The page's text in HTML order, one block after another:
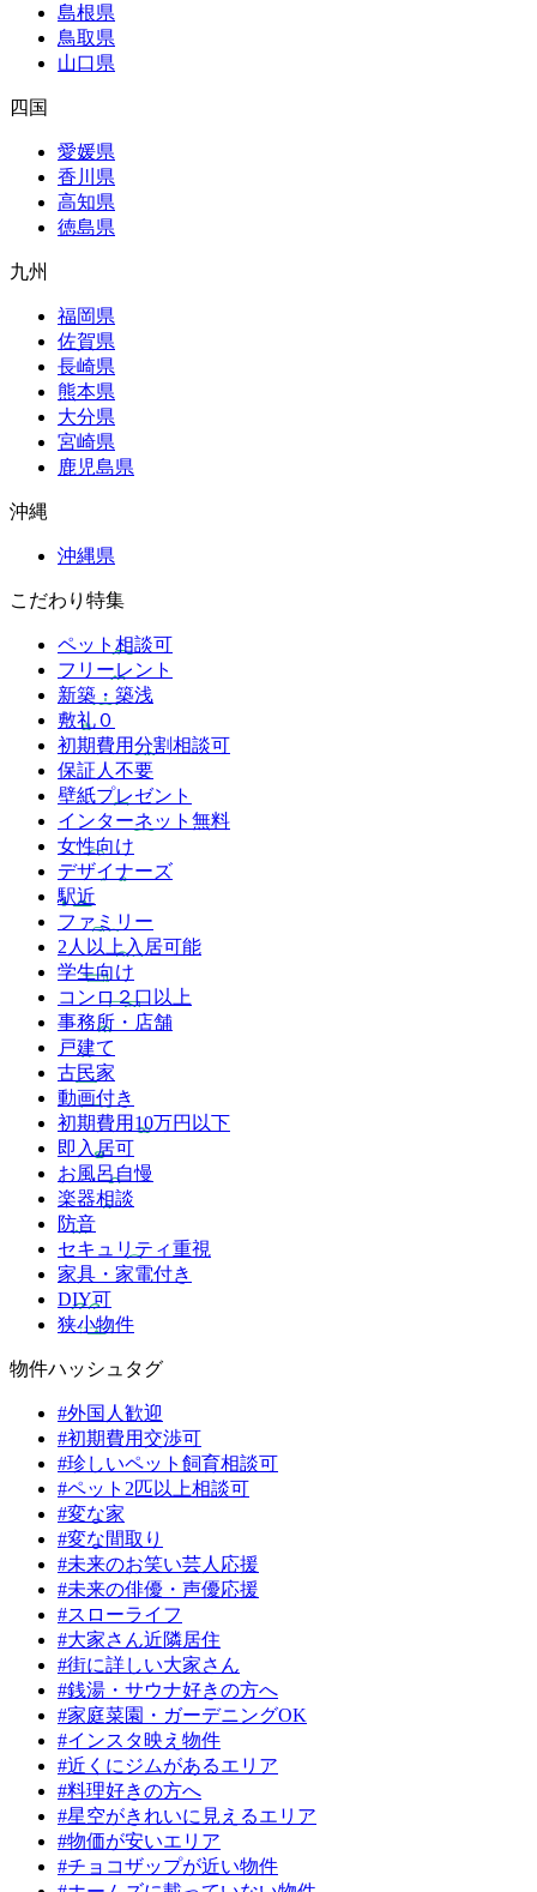
島根県
鳥取県
山口県
四国
愛媛県
香川県
高知県
徳島県
九州
福岡県
佐賀県
長崎県
熊本県
大分県
宮崎県
鹿児島県
沖縄
沖縄県
こだわり特集
ペット相談可
フリーレント
新築・築浅
敷礼０
初期費用分割相談可
保証人不要
壁紙プレゼント
インターネット無料
女性向け
デザイナーズ
駅近
ファミリー
2人以上入居可能
学生向け
コンロ２口以上
事務所・店舗
戸建て
古民家
動画付き
初期費用10万円以下
即入居可
お風呂自慢
楽器相談
防音
セキュリティ重視
家具・家電付き
DIY可
狭小物件
物件ハッシュタグ
#外国人歓迎
#初期費用交渉可
#珍しいペット飼育相談可
#ペット2匹以上相談可
#変な家
#変な間取り
#未来のお笑い芸人応援
#未来の俳優・声優応援
#スローライフ
#大家さん近隣居住
#街に詳しい大家さん
#銭湯・サウナ好きの方へ
#家庭菜園・ガーデニングOK
#インスタ映え物件
#近くにジムがあるエリア
#料理好きの方へ
#星空がきれいに見えるエリア
#物価が安いエリア
#チョコザップが近い物件